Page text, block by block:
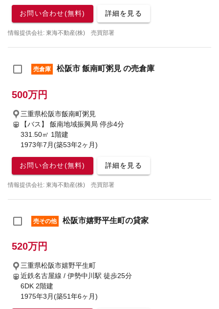
お問い合わせ(無料) 詳細を見る
情報提供会社: 東海不動産(株) 売買部署
売倉庫 松阪市 飯南町粥見 の売倉庫
500万円
三重県松阪市飯南町粥見
【バス】 飯南地域振興局 停歩4分
331.50㎡ 1階建
1973年7月(築53年2ヶ月)
お問い合わせ(無料) 詳細を見る
情報提供会社: 東海不動産(株) 売買部署
売その他 松阪市嬉野平生町の貸家
520万円
三重県松阪市嬉野平生町
近鉄名古屋線 / 伊勢中川駅 徒歩25分
6DK 2階建
1975年3月(築51年6ヶ月)